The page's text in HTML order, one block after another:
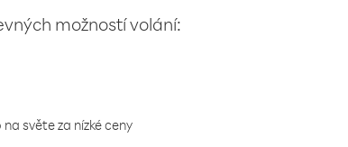
možností volání:
světe za nízké ceny